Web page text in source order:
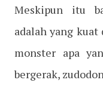
Meskipun itu
adalah yang
monster apa
bergerak,